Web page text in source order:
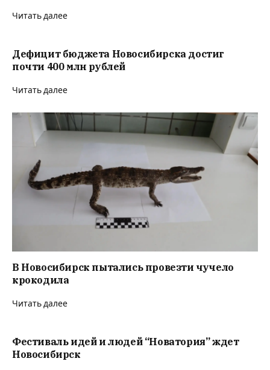
Читать далее
Дефицит бюджета Новосибирска достиг
почти 400 млн рублей
Читать далее
В Новосибирск пытались провезти чучело
крокодила
Читать далее
Фестиваль идей и людей “Новатория” ждет
Новосибирск